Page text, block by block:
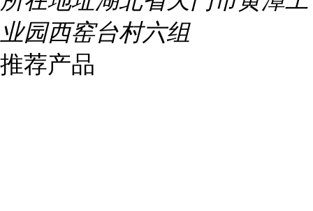
业园西窑台村六组
推荐产品